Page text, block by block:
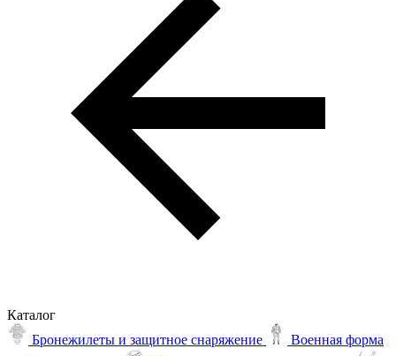
Каталог
Бронежилеты и защитное снаряжение
Военная форма